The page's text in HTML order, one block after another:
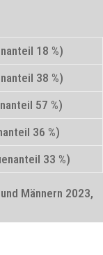
18 %)
38 %)
57 %)
36 %)
33 %)
Männern 2023,